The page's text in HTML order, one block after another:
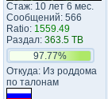
Стаж: 10 лет 6 мес.
Сообщений: 566
Ratio: 1559.49
Раздал: 363.5 TB
97.77%
Откуда: Из роддома
по талонам